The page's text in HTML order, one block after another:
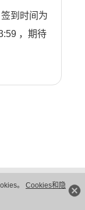
。 Cookies和隐
到时间为
，期待